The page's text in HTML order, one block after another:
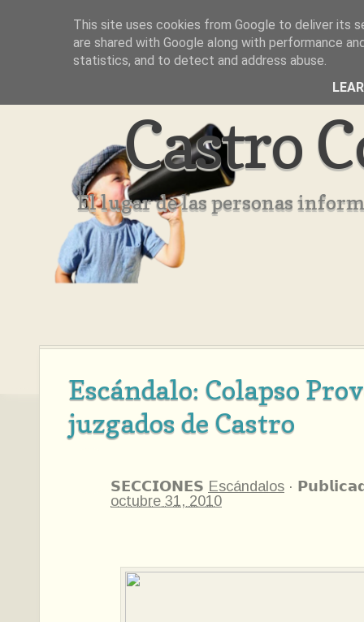
Inicio Aviso Legal Quienes Somos ??
Castro
El lugar de las personas
Escándalo: Colapso
juzgados de Castro
𝗦𝗘𝗖𝗖𝗜𝗢𝗡𝗘𝗦 Escándalos ·
octubre 31, 2010
This site uses cookies from Google to deliver its
are shared with Google along with performance
statistics, and to detect and address abuse.